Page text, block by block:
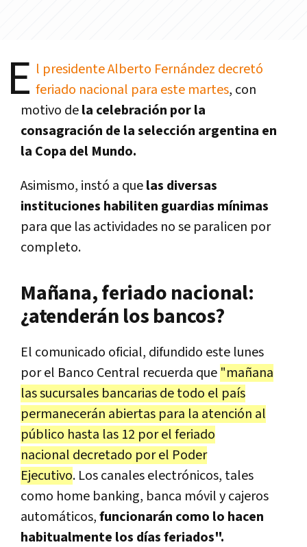
E l presidente Alberto Fernández decretó
feriado nacional para este martes, con
motivo dela celebración por la
consagración de la selección argentina en
la Copa del Mundo.
Asimismo, instó a quelas diversas
instituciones habiliten guardias mínimas
para que las actividades no se paralicen por
completo.
Mañana, feriado nacional:
¿atenderán los bancos?
El comunicado oficial, difundido este lunes
por el Banco Central recuerda que "mañana
las sucursales bancarias de todo el país
permanecerán abiertas para la atención al
público hasta las 12 por el feriado
nacional decretado por el Poder
Ejecutivo. Los canales electrónicos, tales
como home banking, banca móvil y cajeros
automáticos,funcionarán como lo hacen
habitualmente los días feriados".